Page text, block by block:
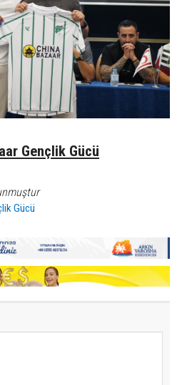
Gençlik Gücü
Gücü